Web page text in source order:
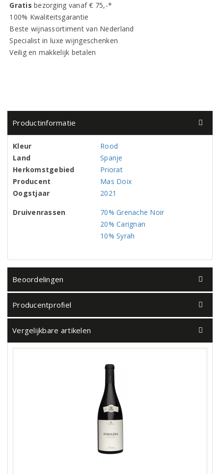
Gratisbezorging vanaf € 75,-*
100% Kwaliteitsgarantie
Beste wijnassortiment van Nederland
Specialist in luxe wijngeschenken
Veilig en makkelijk betalen
Productinformatie
Kleur
Rood
Land
Spanje
Herkomstgebied
Priorat
Producent
Mas Doix
Oogstjaar
2021
Druivenrassen
70% Grenache Noir
20% Carignan
10% Syrah
Beoordelingen
Producentprofiel
Vergelijkbare artikelen